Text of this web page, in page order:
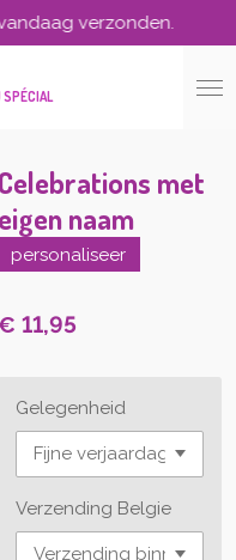
SPÉCIAL
verzonden.
Celebrations met
eigen naam
personaliseer
11,95
Gelegenheid
Verzending Belgie